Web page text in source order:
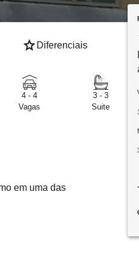
star Diferenciais
4 - 4
Vagas
3 - 3
Suite
em uma das